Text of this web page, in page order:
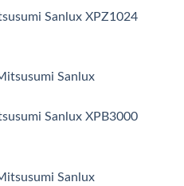
Sanlux XPZ1024
Sanlux XPB3000